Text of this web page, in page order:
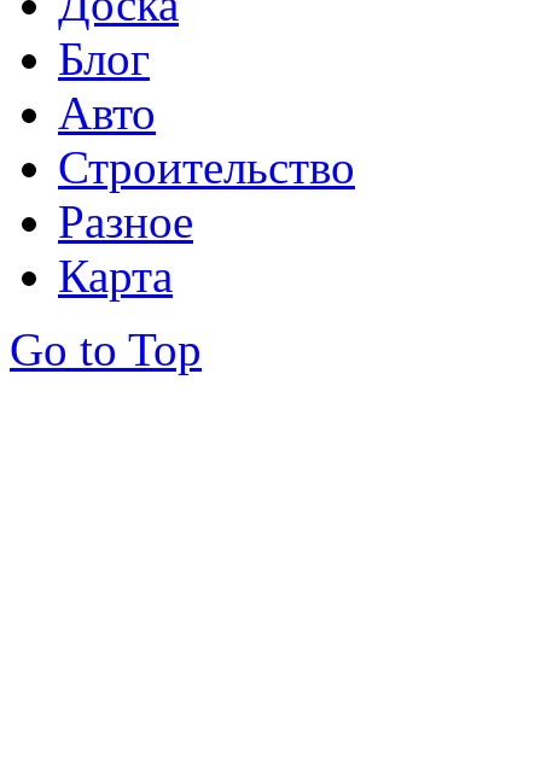
Блог
Авто
Строительство
Разное
Карта
Go to Top